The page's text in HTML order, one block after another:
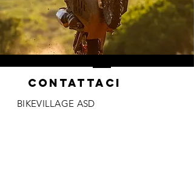
ContaTTACI
BIKEVILLAGE ASD